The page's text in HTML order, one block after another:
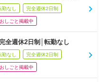
勤なし 完全週休2日制
しごと掲載中
全週休2日制│転勤なし
勤なし 完全週休2日制
しごと掲載中